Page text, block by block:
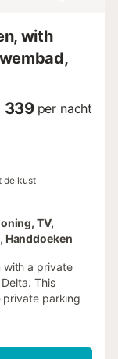
with
339 per nacht
de kust
TV,
Handdoeken
with a private
This
parking